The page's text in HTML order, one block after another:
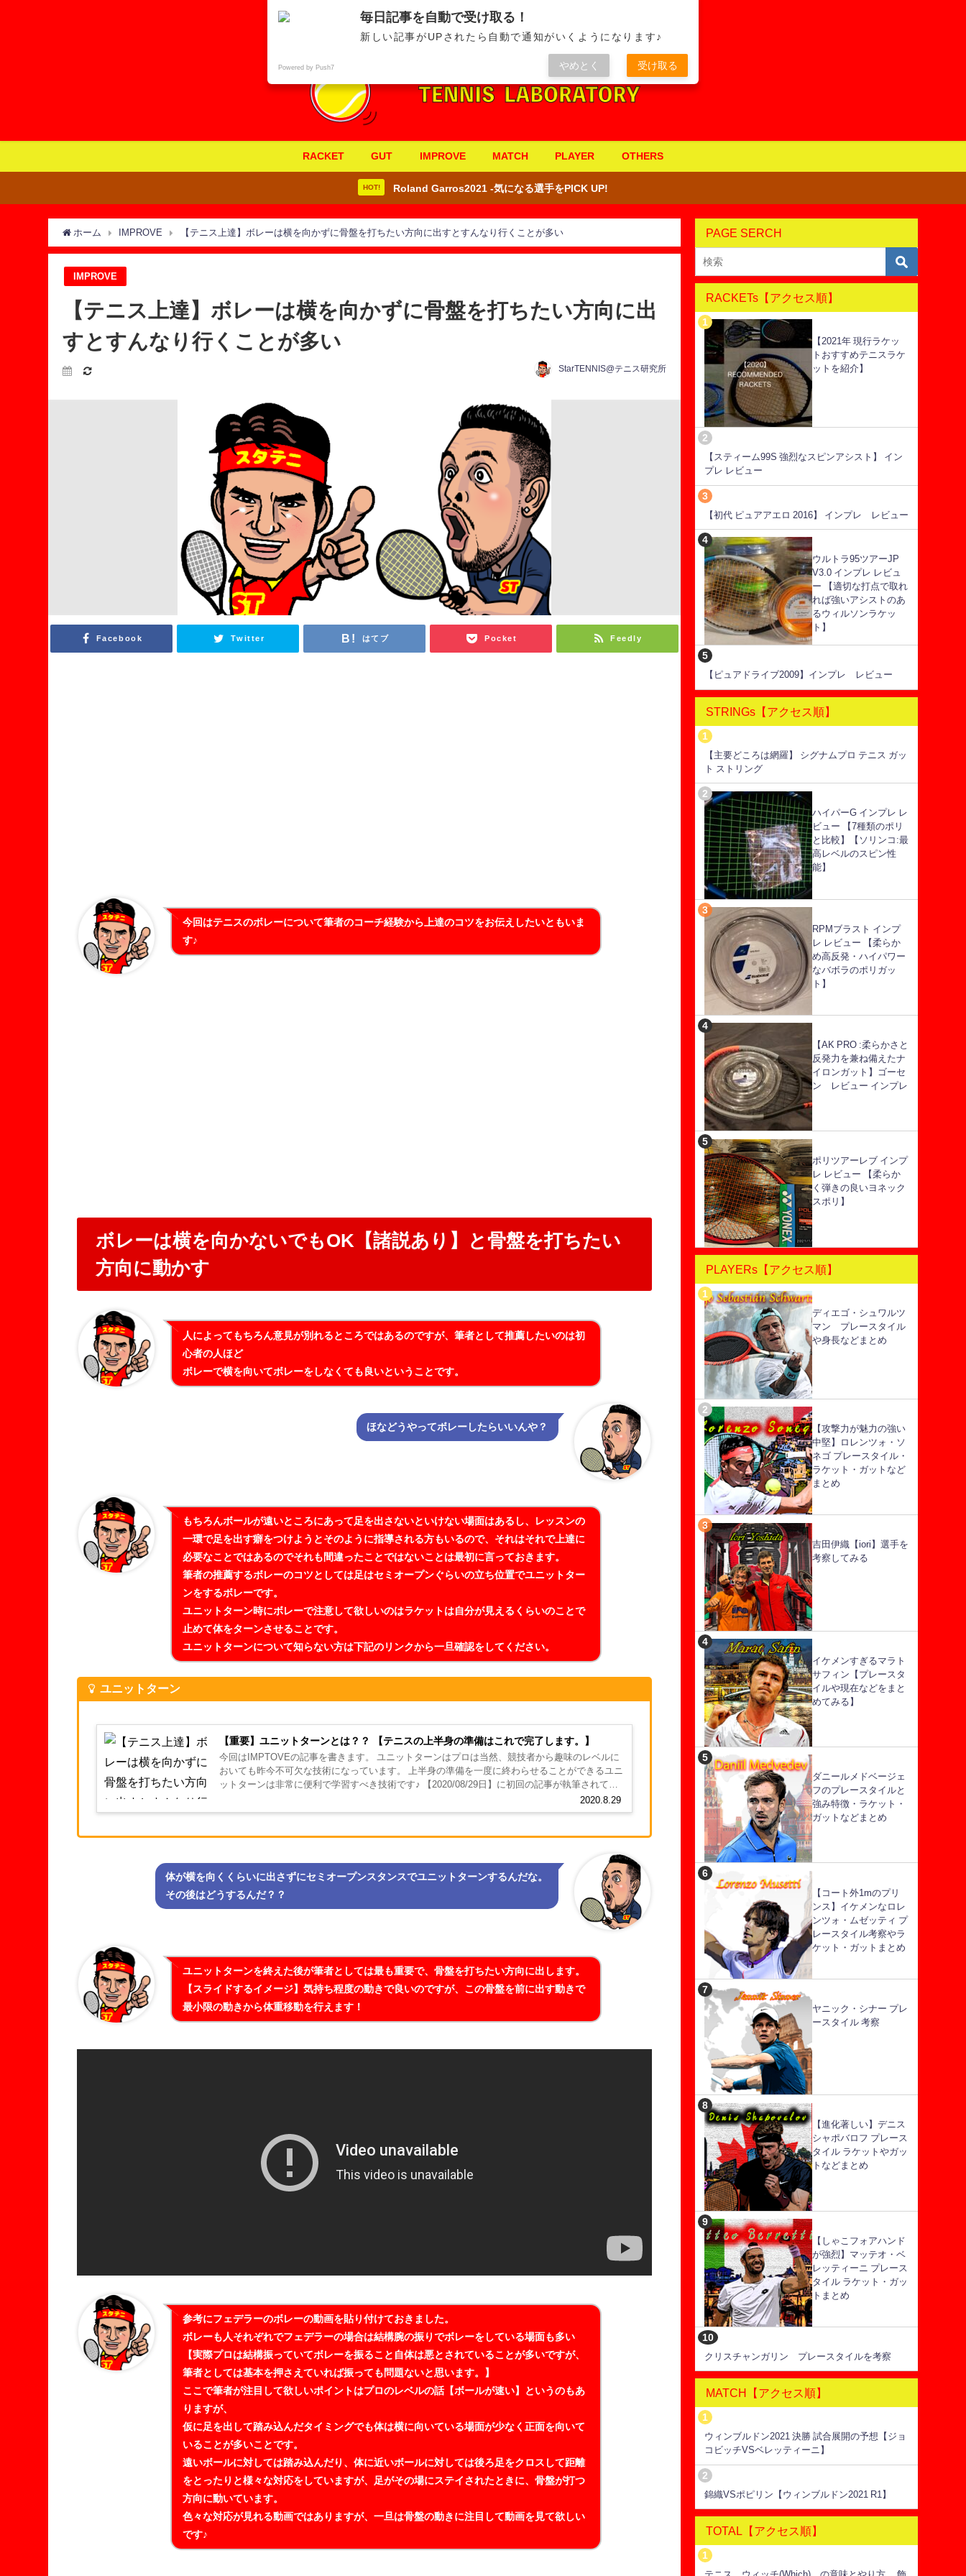
RACKET GUT IMPROVE MATCH PLAYER OTHERS
HOT! Roland Garros2021 -気になる選手をPICK UP!
ホーム IMPROVE 【テニス上達】ボレーは横を向かずに骨盤を打ちたい方向に出すとすんなり行くことが多い
IMPROVE
【テニス上達】ボレーは横を向かずに骨盤を打ちたい方向に出
すとすんなり行くことが多い
StarTENNIS@テニス研究所
Facebook Twitter はてブ Pocket Feedly
今回はテニスのボレーについて筆者のコーチ経験から上達のコツをお伝えしたいともいま
す♪
ボレーは横を向かないでもOK【諸説あり】と骨盤を打ちたい
方向に動かす
人によってもちろん意見が別れるところではあるのですが、筆者として推薦したいのは初
心者の人ほど
ボレーで横を向いてボレーをしなくても良いということです。
ほなどうやってボレーしたらいいんや？
もちろんボールが遠いところにあって足を出さないといけない場面はあるし、レッスンの
一環で足を出す癖をつけようとそのように指導される方もいるので、それはそれで上達に
必要なことではあるのでそれも間違ったことではないことは最初に言っておきます。
筆者の推薦するボレーのコツとしては足はセミオープンぐらいの立ち位置でユニットター
ンをするボレーです。
ユニットターン時にボレーで注意して欲しいのはラケットは自分が見えるくらいのことで
止めて体をターンさせることです。
ユニットターンについて知らない方は下記のリンクから一旦確認をしてください。
ユニットターン
【重要】ユニットターンとは？？ 【テニスの上半身の準備はこれで完了します。】
2020.8.29
今回はIMPTOVEの記事を書きます。 ユニットターンはプロは当然、競技者から趣味のレベルに
おいても昨今不可欠な技術になっています。 上半身の準備を一度に終わらせることができるユニ
ットターンは非常に便利で学習すべき技術です♪ 【2020/08/29日】に初回の記事が執筆されてい
体が横を向くくらいに出さずにセミオープンスタンスでユニットターンするんだな。
その後はどうするんだ？？
ユニットターンを終えた後が筆者としては最も重要で、骨盤を打ちたい方向に出します。
【スライドするイメージ】気持ち程度の動きで良いのですが、この骨盤を前に出す動きで
最小限の動きから体重移動を行えます！
参考にフェデラーのボレーの動画を貼り付けておきました。
ボレーも人それぞれでフェデラーの場合は結構腕の振りでボレーをしている場面も多い
【実際プロは結構振っていてボレーを振ること自体は悪とされていることが多いですが、
筆者としては基本を押さえていれば振っても問題ないと思います。】
ここで筆者が注目して欲しいポイントはプロのレベルの話【ボールが速い】というのもあ
りますが、
仮に足を出して踏み込んだタイミングでも体は横に向いている場面が少なく正面を向いて
いることが多いことです。
遠いボールに対しては踏み込んだり、体に近いボールに対しては後ろ足をクロスして距離
をとったりと様々な対応をしていますが、足がその場にステイされたときに、骨盤が打つ
方向に動いています。
色々な対応が見れる動画ではありますが、一旦は骨盤の動きに注目して動画を見て欲しい
です♪
PAGE SERCH
RACKETs【アクセス順】
【2021年 現行ラケッ
トおすすめテニスラケ
ットを紹介】
【スティーム99S 強烈なスピンアシスト】 イン
プレ レビュー
【初代 ピュアアエロ 2016】 インプレ レビュー
ウルトラ95ツアーJP
V3.0 インプレ レビュ
ー 【適切な打点で取れ
れば強いアシストのあ
るウィルソンラケッ
ト】
【ピュアドライブ2009】インプレ レビュー
STRINGs【アクセス順】
【主要どころは網羅】 シグナムプロ テニス ガッ
ト ストリング
ハイパーG インプレ レ
ビュー 【7種類のポリ
と比較】【ソリンコ:最
高レベルのスピン性
能】
RPMブラスト インプ
レ レビュー 【柔らか
め高反発・ハイパワー
なバボラのポリガッ
ト】
【AK PRO :柔らかさと
反発力を兼ね備えたナ
イロンガット】ゴーセ
ン レビュー インプレ
ポリツアーレブ インプ
レ レビュー 【柔らか
く弾きの良いヨネック
スポリ】
PLAYERs【アクセス順】
ディエゴ・シュワルツ
マン プレースタイル
や身長などまとめ
【攻撃力が魅力の強い
中堅】ロレンツォ・ソ
ネゴ プレースタイル・
ラケット・ガットなど
まとめ
吉田伊織【iori】選手を
考察してみる
イケメンすぎるマラト
サフィン【プレースタ
イルや現在などをまと
めてみる】
ダニールメドベージェ
フのプレースタイルと
強み特徴・ラケット・
ガットなどまとめ
【コート外1mのプリ
ンス】イケメンなロレ
ンツォ・ムゼッティ プ
レースタイル考察やラ
ケット・ガットまとめ
ヤニック・シナー プレ
ースタイル 考察
【進化著しい】デニス
シャポバロフ プレース
タイル ラケットやガッ
トなどまとめ
【しゃこフォアハンド
が強烈】マッテオ・ベ
レッティーニ プレース
タイル ラケット・ガッ
トまとめ
クリスチャンガリン プレースタイルを考察
MATCH【アクセス順】
ウィンブルドン2021 決勝 試合展開の予想【ジョ
コビッチVSベレッティーニ】
錦織VSポピリン【ウィンブルドン2021 R1】
TOTAL【アクセス順】
毎日記事を自動で受け取る！
新しい記事がUPされたら自動で通知がいくようになります♪
Powered by Push7 やめとく 受け取る